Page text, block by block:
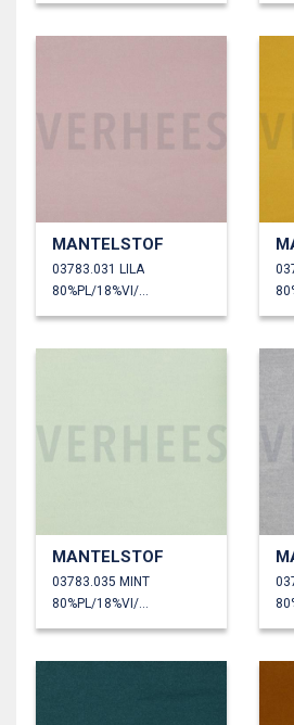
MANTELSTOF
03783.031 LILA
80%PL/18%VI/2%EA
MANTELSTOF
03783.035 MINT
80%PL/18%VI/2%EA